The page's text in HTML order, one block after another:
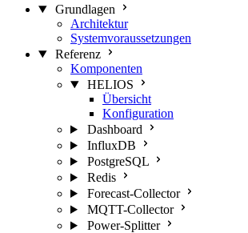
Grundlagen
Architektur
Systemvoraussetzungen
Referenz
Komponenten
HELIOS
Übersicht
Konfiguration
Dashboard
InfluxDB
PostgreSQL
Redis
Forecast-Collector
MQTT-Collector
Power-Splitter